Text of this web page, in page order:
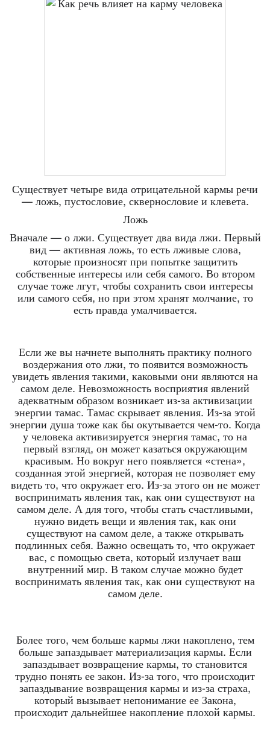
Существует четыре вида отрицательной кармы речи
— ложь, пустословие, сквернословие и клевета.
Ложь
Вначале — о лжи. Существует два вида лжи. Первый
вид — активная ложь, то есть лживые слова,
которые произносят при попытке защитить
собственные интересы или себя самого. Во втором
случае тоже лгут, чтобы сохранить свои интересы
или самого себя, но при этом хранят молчание, то
есть правда умалчивается.
Если же вы начнете выполнять практику полного
воздержания ото лжи, то появится возможность
увидеть явления такими, каковыми они являются на
самом деле. Невозможность восприятия явлений
адекватным образом возникает из-за активизации
энергии тамас. Тамас скрывает явления. Из-за этой
энергии душа тоже как бы окутывается чем-то. Когда
у человека активизируется энергия тамас, то на
первый взгляд, он может казаться окружающим
красивым. Но вокруг него появляется «стена»,
созданная этой энергией, которая не позволяет ему
видеть то, что окружает его. Из-за этого он не может
воспринимать явления так, как они существуют на
самом деле. А для того, чтобы стать счастливыми,
нужно видеть вещи и явления так, как они
существуют на самом деле, а также открывать
подлинных себя. Важно освещать то, что окружает
вас, с помощью света, который излучает ваш
внутренний мир. В таком случае можно будет
воспринимать явления так, как они существуют на
самом деле.
Более того, чем больше кармы лжи накоплено, тем
больше запаздывает материализация кармы. Если
запаздывает возвращение кармы, то становится
трудно понять ее закон. Из-за того, что происходит
запаздывание возвращения кармы и из-за страха,
который вызывает непонимание ее Закона,
происходит дальнейшее накопление плохой кармы.